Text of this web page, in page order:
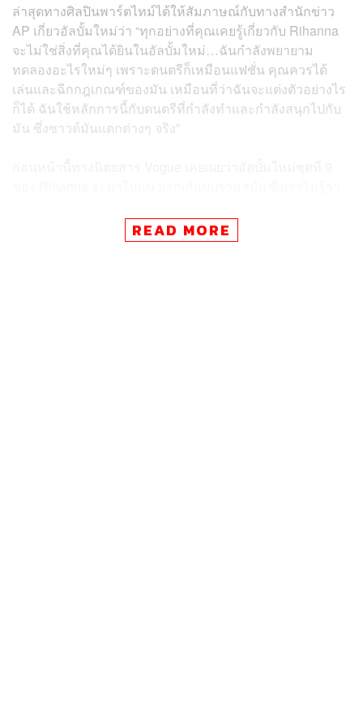
ล่าสุดทางศิลปินพาร์ตไทม์ได้ให้สัมภาษณ์กับทางสำนักข่าว
AP เกี่ยวอัลบั้มใหม่ว่า “ทุกอย่างที่คุณเคยรู้เกี่ยวกับ Rihanna
จะไม่ใช่สิ่งที่คุณได้ยินในอัลบั้มใหม่…ฉันกำลังพยายาม
ทดลองอะไรใหม่ๆ เพราะดนตรีก็เหมือนแฟชั่น คุณควรได้
เล่นและฉีกกฎเกณฑ์ของมัน เหมือนที่ว่าฉันจะแต่งตัวอย่างไร
ก็ได้ ฉันใช้หลักการนี้กับดนตรีที่กำลังทำและกำลังสนุกไปกับ
มัน ซึ่งซาวด์มันแตกต่างๆ จริง”
คือ การไปฟีเจอริงในเพลงBelieve Itของแรปเปอร์
PartyNextDoor เมื่อปี 2020 ที่เธอร้องประมาณสองประโยค
READ MORE